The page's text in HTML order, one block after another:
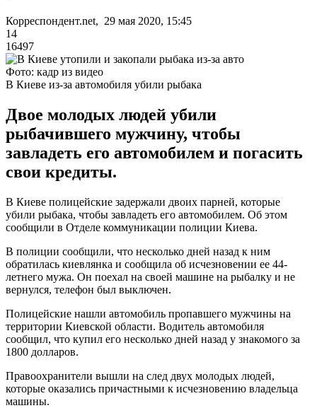
Корреспондент.net, 29 мая 2020, 15:45
14
16497
Фото: кадр из видео
В Киеве из-за автомобиля убили рыбака
Двое молодых людей убили
рыбачившего мужчину, чтобы
завладеть его автомобилем и погасить
свои кредиты.
В Киеве полицейские задержали двоих парней, которые
убили рыбака, чтобы завладеть его автомобилем. Об этом
сообщили в Отделе коммуникации полиции Киева.
В полиции сообщили, что несколько дней назад к ним
обратилась киевлянка и сообщила об исчезновении ее 44-
летнего мужа. Он поехал на своей машине на рыбалку и не
вернулся, телефон был выключен.
Полицейские нашли автомобиль пропавшего мужчины на
территории Киевской области. Водитель автомобиля
сообщил, что купил его несколько дней назад у знакомого за
1800 долларов.
Правоохранители вышли на след двух молодых людей,
которые оказались причастными к исчезновению владельца
машины.